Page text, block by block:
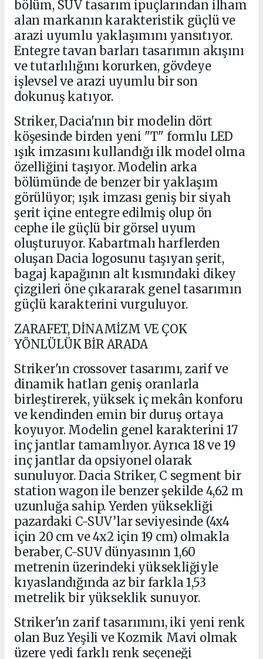
bölüm, SUV tasarım ipuçlarından ilham
alan markanın karakteristik güçlü ve
arazi uyumlu yaklaşımını yansıtıyor.
Entegre tavan barları tasarımın akışını
ve tutarlılığını korurken, gövdeye
işlevsel ve arazi uyumlu bir son
dokunuş katıyor.
Striker, Dacia'nın bir modelin dört
köşesinde birden yeni "T" formlu LED
ışık imzasını kullandığı ilk model olma
özelliğini taşıyor. Modelin arka
bölümünde de benzer bir yaklaşım
görülüyor; ışık imzası geniş bir siyah
şerit içine entegre edilmiş olup ön
cephe ile güçlü bir görsel uyum
oluşturuyor. Kabartmalı harflerden
oluşan Dacia logosunu taşıyan şerit,
bagaj kapağının alt kısmındaki dikey
çizgileri öne çıkararak genel tasarımın
güçlü karakterini vurguluyor.
ZARAFET, DİNAMİZM VE ÇOK
YÖNLÜLÜK BİR ARADA
Striker'ın crossover tasarımı, zarif ve
dinamik hatları geniş oranlarla
birleştirerek, yüksek iç mekân konforu
ve kendinden emin bir duruş ortaya
koyuyor. Modelin genel karakterini 17
inç jantlar tamamlıyor. Ayrıca 18 ve 19
inç jantlar da opsiyonel olarak
sunuluyor. Dacia Striker, C segment bir
station wagon ile benzer şekilde 4,62 m
uzunluğa sahip. Yerden yüksekliği
pazardaki C-SUV’lar seviyesinde (4x4
için 20 cm ve 4x2 için 19 cm) olmakla
beraber, C-SUV dünyasının 1,60
metrenin üzerindeki yüksekliğiyle
kıyaslandığında az bir farkla 1,53
metrelik bir yükseklik sunuyor.
Striker'ın zarif tasarımını, iki yeni renk
olan Buz Yeşili ve Kozmik Mavi olmak
üzere yedi farklı renk seçeneği